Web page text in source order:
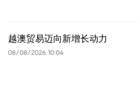
越澳贸易迈向新增长动力
08/08/2026 10:04